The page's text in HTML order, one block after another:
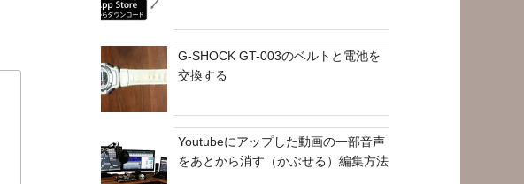
G-SHOCK GT-003のベルトと電池を
交換する
Youtubeにアップした動画の一部音声
をあとから消す（かぶせる）編集方法